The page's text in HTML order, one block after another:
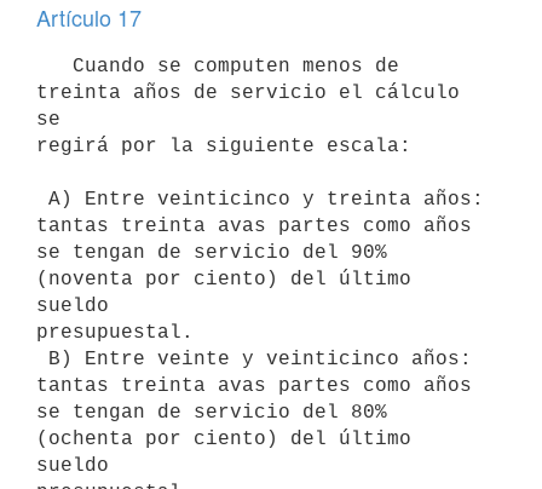
Artículo 17
treinta años de servicio el cálculo
se
regirá por la siguiente escala:
tantas treinta avas partes como años
se tengan de servicio del 90%
(noventa por ciento) del último
sueldo
presupuestal.
tantas treinta avas partes como años
se tengan de servicio del 80%
(ochenta por ciento) del último
sueldo